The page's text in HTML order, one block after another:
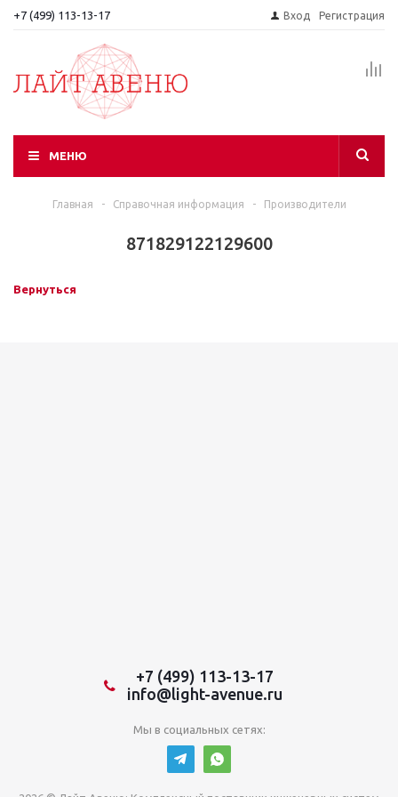
+7 (499) 113-13-17 Вход Регистрация
МЕНЮ
Главная - Справочная информация - Производители
871829122129600
Вернуться
+7 (499) 113-13-17
info@light-avenue.ru
Мы в социальных сетях: